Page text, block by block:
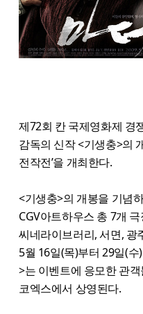
제72회 칸 국제영화제 경
감독의 신작 <기생충>의
전작전’을 개최한다.
<기생충>의 개봉을 기념
CGV아트하우스 총 7개
씨네라이브러리, 서면, 광
5월 16일(목)부터 29일(
>는 이벤트에 응모한 관
코엑스에서 상영된다.